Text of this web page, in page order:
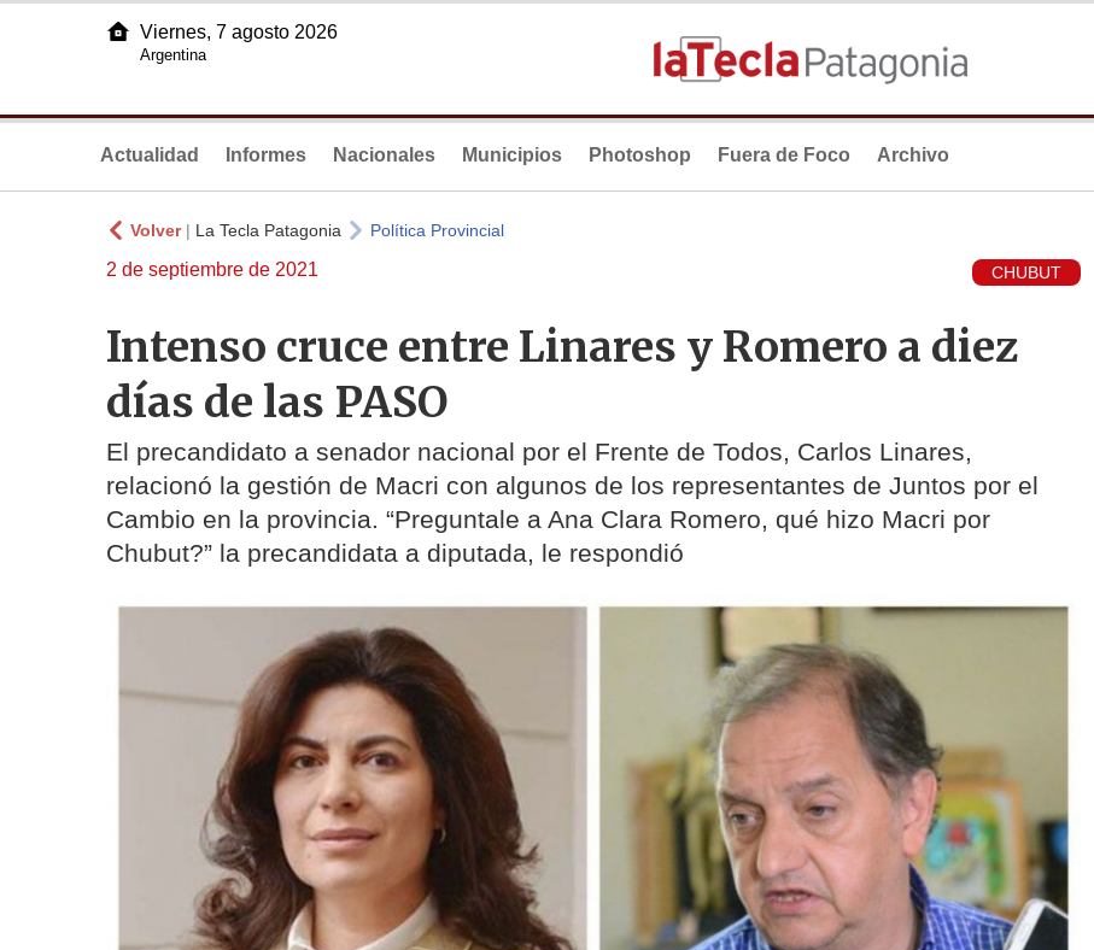
Viernes, 7 agosto 2026
Argentina
Actualidad Informes Nacionales Municipios Photoshop Fuera de Foco Archivo
Volver| La Tecla Patagonia Política Provincial
2 de septiembre de 2021 CHUBUT
Intenso cruce entre Linares y Romero a diez
días de las PASO
El precandidato a senador nacional por el Frente de Todos, Carlos Linares,
relacionó la gestión de Macri con algunos de los representantes de Juntos por el
Cambio en la provincia. “Preguntale a Ana Clara Romero, qué hizo Macri por
Chubut?” la precandidata a diputada, le respondió